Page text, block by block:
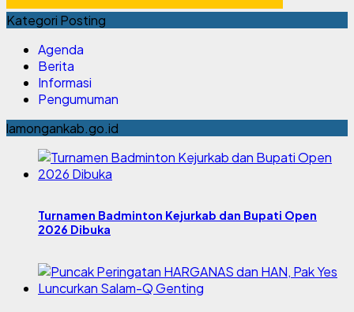
Kategori Posting
Agenda
Berita
Informasi
Pengumuman
lamongankab.go.id
Turnamen Badminton Kejurkab dan Bupati Open
2026 Dibuka